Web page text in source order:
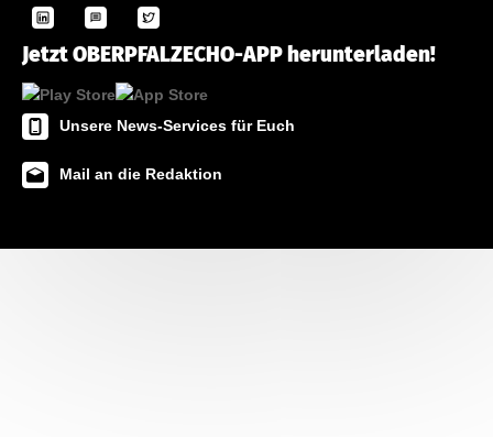
Jetzt OBERPFALZECHO-APP herunterladen!
Unsere News-Services für Euch
Mail an die Redaktion